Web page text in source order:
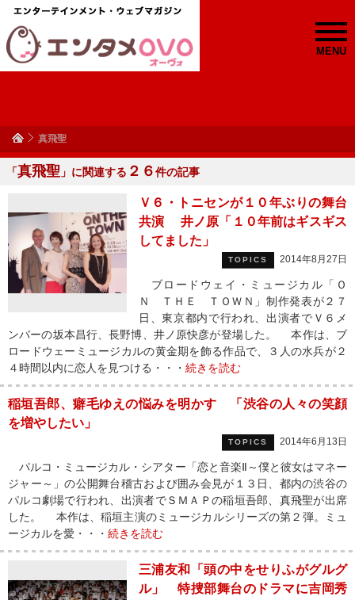
MENU
真飛聖
「真飛聖 」に関連する ２６件の記事
Ｖ６・トニセンが１０年ぶりの舞台
共演 井ノ原「１０年前はギスギス
してました」
TOPICS 2014年8月27日
ブロードウェイ・ミュージカル「Ｏ
Ｎ ＴＨＥ ＴＯＷＮ」制作発表が２７
日、東京都内で行われ、出演者でＶ６メ
ンバーの坂本昌行、長野博、井ノ原快彦が登場した。 本作は、ブ
ロードウェーミュージカルの黄金期を飾る作品で、３人の水兵が２
４時間以内に恋人を見つける・・・ 続きを読む
稲垣吾郎、癖毛ゆえの悩みを明かす 「渋谷の人々の笑顔
を増やしたい」
TOPICS 2014年6月13日
パルコ・ミュージカル・シアター「恋と音楽Ⅱ～僕と彼女はマネー
ジャー～」の公開舞台稽古および囲み会見が１３日、都内の渋谷の
パルコ劇場で行われ、出演者でＳＭＡＰの稲垣吾郎、真飛聖が出席
した。 本作は、稲垣主演のミュージカルシリーズの第２弾。ミュ
ージカルを愛・・・ 続きを読む
三浦友和「頭の中をせりふがグルグ
ル」 特捜部舞台のドラマに吉岡秀